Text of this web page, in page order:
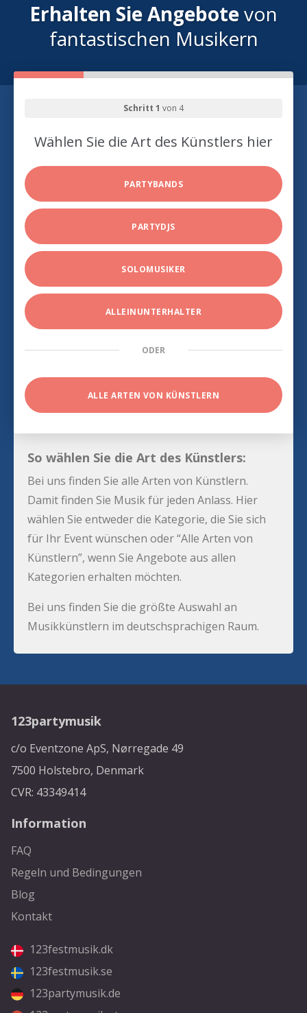
Erhalten Sie Angebotevon
fantastischen Musikern
Schritt 1 von 4
Wählen Sie die Art des Künstlers hier
PARTYBANDS
PARTYDJS
SOLOMUSIKER
ALLEINUNTERHALTER
ODER
ALLE ARTEN VON KÜNSTLERN
So wählen Sie die Art des Künstlers:
Bei uns finden Sie alle Arten von Künstlern.
Damit finden Sie Musik für jeden Anlass. Hier
wählen Sie entweder die Kategorie, die Sie sich
für Ihr Event wünschen oder “Alle Arten von
Künstlern”, wenn Sie Angebote aus allen
Kategorien erhalten möchten.
Bei uns finden Sie die größte Auswahl an
Musikkünstlern im deutschsprachigen Raum.
123partymusik
c/o Eventzone ApS, Nørregade 49
7500 Holstebro, Denmark
CVR: 43349414
Information
FAQ
Regeln und Bedingungen
Blog
Kontakt
123festmusik.dk
123festmusik.se
123partymusik.de